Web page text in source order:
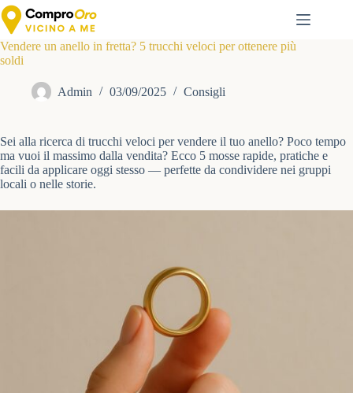
Salta
al
contenuto
Vendere un anello in fretta? 5 trucchi veloci per ottenere più
soldi
Admin 03/09/2025 Consigli
Sei alla ricerca di trucchi veloci per vendere il tuo anello? Poco tempo
ma vuoi il massimo dalla vendita? Ecco 5 mosse rapide, pratiche e
facili da applicare oggi stesso — perfette da condividere nei gruppi
locali o nelle storie.